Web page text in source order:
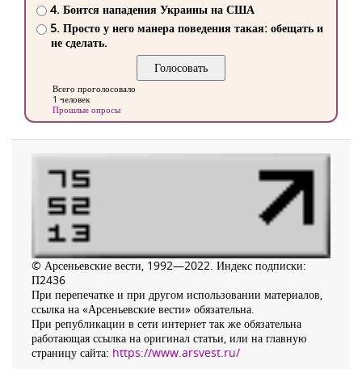
4. Боится нападения Украины на США
5. Просто у него манера поведения такая: обещать и
не сделать.
Всего проголосовало
1 человек
Прошлые опросы
© Арсеньевские вести, 1992—2022. Индекс подписки:
П2436
При перепечатке и при другом использовании материалов,
ссылка на «Арсеньевские вести» обязательна.
При републикации в сети интернет так же обязательна
работающая ссылка на оригинал статьи, или на главную
страницу сайта: https://www.arsvest.ru/